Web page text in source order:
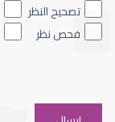
تصحيح النظر
فحص نظر